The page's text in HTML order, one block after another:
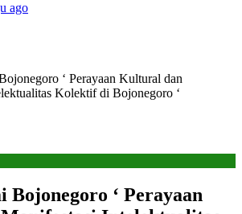
ago
‘ Perayaan Kultural dan
Kolektif di Bojonegoro ‘
Bojonegoro ‘ Perayaan